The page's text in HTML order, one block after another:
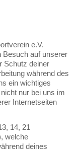
e.V.
Besuch auf unserer
Schutz deiner
während des
ein wichtiges
nur bei uns im
Internetseiten
14, 21
welche
deines